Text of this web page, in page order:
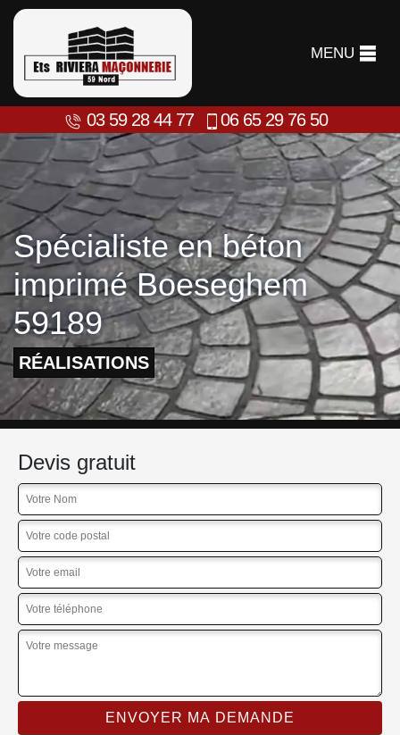
MENU
03 59 28 44 77 06 65 29 76 50
Spécialiste en béton
imprimé Boeseghem
59189
RÉALISATIONS
Devis gratuit